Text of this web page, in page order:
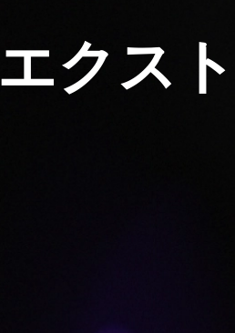
エクス